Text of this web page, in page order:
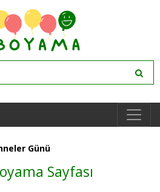
Günü
Sayfası